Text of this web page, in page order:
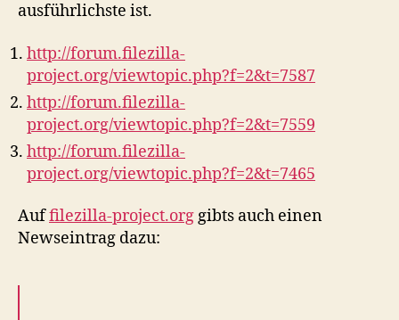
ausführlichste ist.
http://forum.filezilla-
project.org/viewtopic.php?f=2&t=7587
http://forum.filezilla-
project.org/viewtopic.php?f=2&t=7559
http://forum.filezilla-
project.org/viewtopic.php?f=2&t=7465
Auffilezilla-project.orggibts auch einen
Newseintrag dazu: